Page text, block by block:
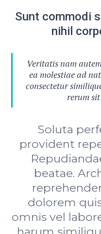
Sunt commodi
nihil
Veritatis nam
ea molestiae ad
consectetur
rerum
Soluta
provident
beatae.
dolorem
omnis vel